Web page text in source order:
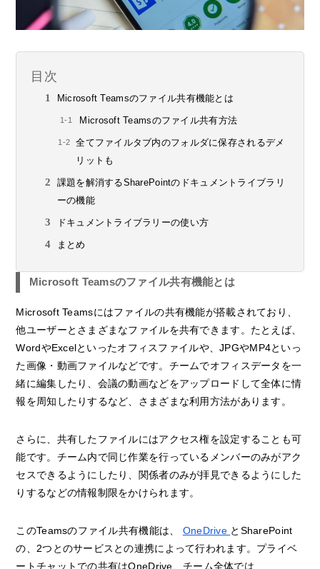
目次
Microsoft Teamsのファイル共有機能とは
Microsoft Teamsのファイル共有方法
全てファイルタブ内のフォルダに保存されるデメ
リットも
課題を解消するSharePointのドキュメントライブラリ
ーの機能
ドキュメントライブラリーの使い方
まとめ
Microsoft Teamsのファイル共有機能とは
Microsoft Teamsにはファイルの共有機能が搭載されており、
他ユーザーとさまざまなファイルを共有できます。たとえば、
WordやExcelといったオフィスファイルや、JPGやMP4といっ
た画像・動画ファイルなどです。チームでオフィスデータを一
緒に編集したり、会議の動画などをアップロードして全体に情
報を周知したりするなど、さまざまな利用方法があります。
さらに、共有したファイルにはアクセス権を設定することも可
能です。チーム内で同じ作業を行っているメンバーのみがアク
セスできるようにしたり、関係者のみが拝見できるようにした
りするなどの情報制限をかけられます。
このTeamsのファイル共有機能は、 OneDrive とSharePoint
の、2つとのサービスとの連携によって行われます。プライベ
ートチャットでの共有はOneDrive、チーム全体では